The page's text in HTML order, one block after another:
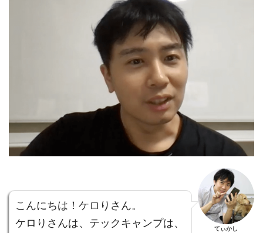
こんにちは！ケロりさん。
ケロりさんは、テックキャンプは、
てぃかし